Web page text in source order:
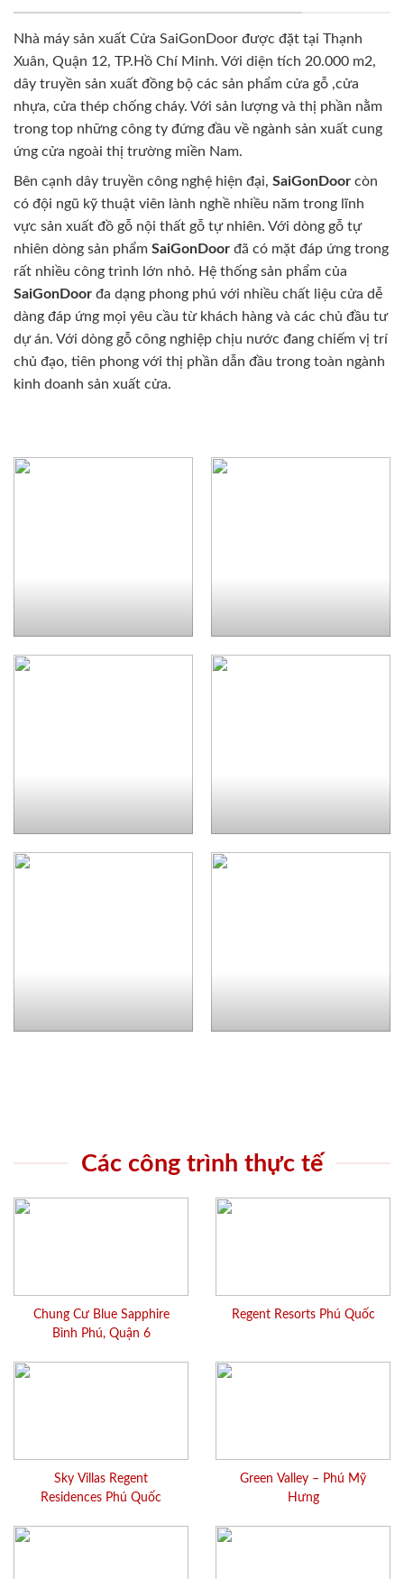
Nhà máy sản xuất Cửa SaiGonDoor được đặt tại Thạnh
Xuân, Quận 12, TP.Hồ Chí Minh. Với diện tích 20.000 m2,
dây truyền sản xuất đồng bộ các sản phẩm cửa gỗ ,cửa
nhựa, cửa thép chống cháy. Với sản lượng và thị phần nằm
trong top những công ty đứng đầu về ngành sản xuất cung
ứng cửa ngoài thị trường miền Nam.
Bên cạnh dây truyền công nghệ hiện đại, SaiGonDoor còn
có đội ngũ kỹ thuật viên lành nghề nhiều năm trong lĩnh
vực sản xuất đồ gỗ nội thất gỗ tự nhiên. Với dòng gỗ tự
nhiên dòng sản phẩm SaiGonDoor đã có mặt đáp ứng trong
rất nhiều công trình lớn nhỏ. Hệ thống sản phẩm của
SaiGonDoor đa dạng phong phú với nhiều chất liệu cửa dễ
dàng đáp ứng mọi yêu cầu từ khách hàng và các chủ đầu tư
dự án. Với dòng gỗ công nghiệp chịu nước đang chiếm vị trí
chủ đạo, tiên phong với thị phần dẫn đầu trong toàn ngành
kinh doanh sản xuất cửa.
Các công trình thực tế
Chung Cư Blue Sapphire
Bình Phú, Quận 6
Regent Resorts Phú Quốc
Sky Villas Regent
Residences Phú Quốc
Green Valley – Phú Mỹ
Hưng